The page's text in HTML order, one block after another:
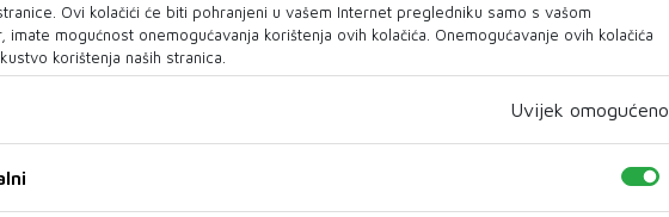
ko su bili organizatori", kazala je za RSE
glasnogovornica Haškog tužiteljstva.
koji prkosi vjerovanju
sarajevske općine Novo Sarajevo, imala je
rat. Nakon što je 2022. pogledala
safari, podnijela je krivičnu prijavu
Ovi kolačići će biti pohranjeni u vašem Internet pregledniku samo s vašom
imate mogućnost onemogućavanja korištenja ovih kolačića. Onemogućavanje ovih kolačića
korištenja naših stranica.
Uvijek omogućeno